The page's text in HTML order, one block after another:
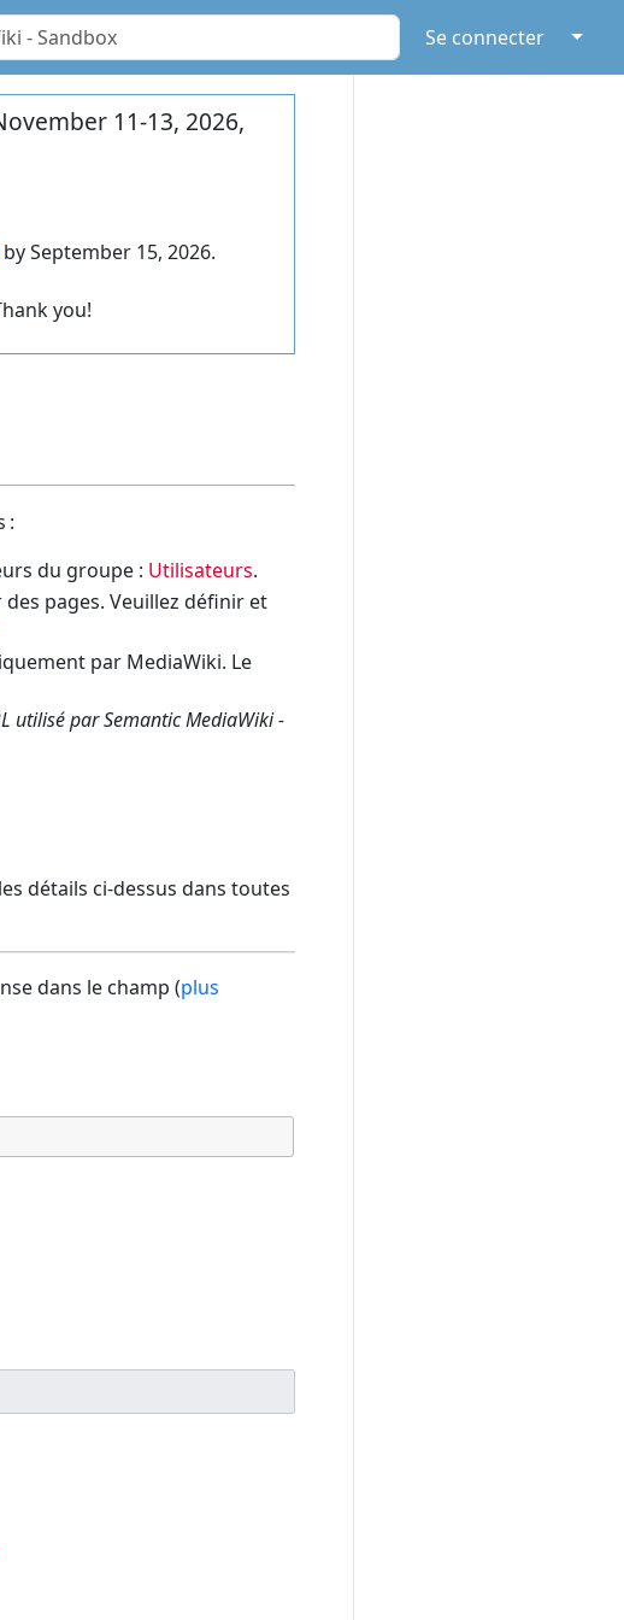
Se connecter ↓
11-13, 2026,
September 15, 2026.
you!
:
du groupe : Utilisateurs.
pages. Veuillez définir et
par MediaWiki. Le
utilisé par Semantic MediaWiki -
détails ci-dessus dans toutes
dans le champ (plus